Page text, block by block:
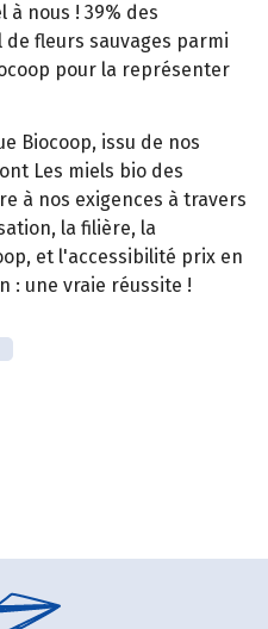
nous ! 39% des
fleurs sauvages parmi
pour la représenter
Biocoop, issu de nos
Les miels bio des
à nos exigences à travers
la filière, la
et l'accessibilité prix en
: une vraie réussite !